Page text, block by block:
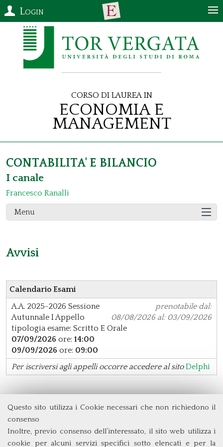
Questo sito utilizza i Cookie necessari che non richiedono il
consenso
Inoltre, previo consenso dell’interessato, il sito web utilizza i
cookie per alcuni servizi specifici sotto elencati e per la
Login
Corso di Laurea in
Economia e
Management
CONTABILITA' E BILANCIO
I canale
Francesco Ranalli
Menu
Avvisi
Calendario Esami
prenotabile dal:
08/08/2026 al: 03/09/2026
A.A. 2025-2026 Sessione
Autunnale I Appello
tipologia esame: Scritto E Orale
07/09/2026 ore: 14:00
09/09/2026 ore: 09:00
Per iscriversi agli appelli occorre accedere al sito Delphi
Università degli Studi di Roma Tor Vergata
Via Columbia, 2